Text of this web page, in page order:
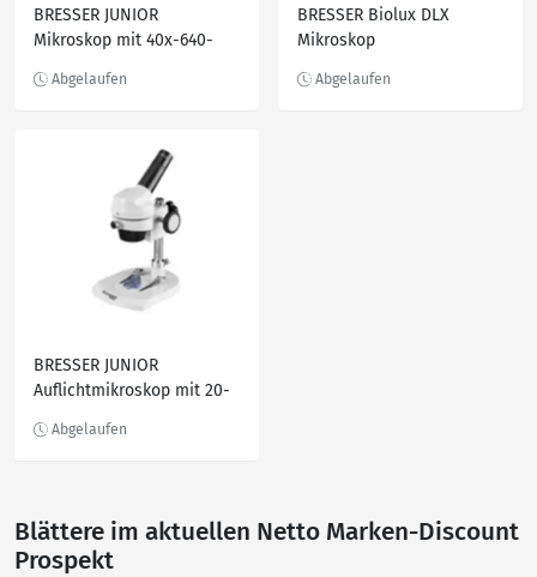
BRESSER JUNIOR
Mikroskop mit 40x-640-
BRESSER Biolux DLX
Mikroskop
BRESSER JUNIOR
Auflichtmikroskop mit 20-
stabilem Gehäuse aus
Blättere im aktuellen Netto Marken-Discount
Prospekt